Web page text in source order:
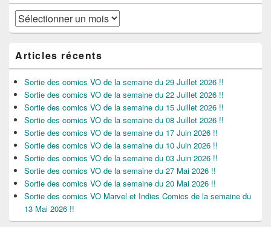
Archives
Articles récents
Sortie des comics VO de la semaine du 29 Juillet 2026 !!
Sortie des comics VO de la semaine du 22 Juillet 2026 !!
Sortie des comics VO de la semaine du 15 Juillet 2026 !!
Sortie des comics VO de la semaine du 08 Juillet 2026 !!
Sortie des comics VO de la semaine du 17 Juin 2026 !!
Sortie des comics VO de la semaine du 10 Juin 2026 !!
Sortie des comics VO de la semaine du 03 Juin 2026 !!
Sortie des comics VO de la semaine du 27 Mai 2026 !!
Sortie des comics VO de la semaine du 20 Mai 2026 !!
Sortie des comics VO Marvel et Indies Comics de la semaine du
13 Mai 2026 !!